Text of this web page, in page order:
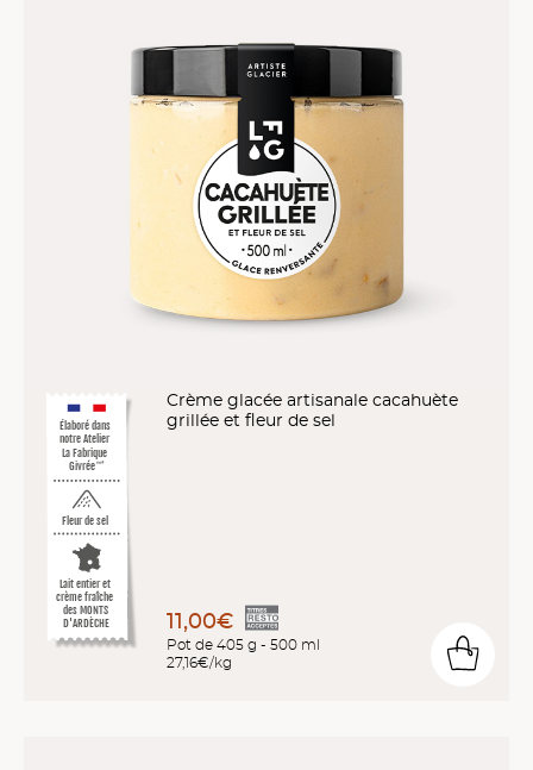
Lait entier et
crème fraîche
des MONTS
D'ARDÈCHE
Fleur de sel
Élaboré dans
notre Atelier
La Fabrique
Givrée ™*
Crème glacée artisanale cacahuète
grillée et fleur de sel
11,00€
Pot de 405 g - 500 ml
27,16€/kg